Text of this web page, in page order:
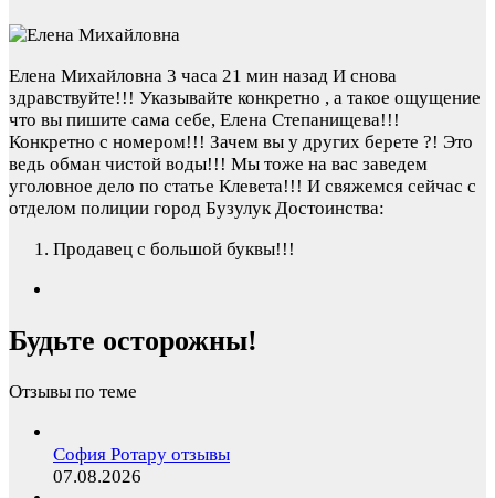
Елена Михайловна 3 часа 21 мин назад И снова
здравствуйте!!! Указывайте конкретно , а такое ощущение
что вы пишите сама себе, Елена Степанищева!!!
Конкретно с номером!!! Зачем вы у других берете ?! Это
ведь обман чистой воды!!! Мы тоже на вас заведем
уголовное дело по статье Клевета!!! И свяжемся сейчас с
отделом полиции город Бузулук Достоинства:
Продавец с большой буквы!!!
Будьте осторожны!
Отзывы по теме
София Ротару отзывы
07.08.2026